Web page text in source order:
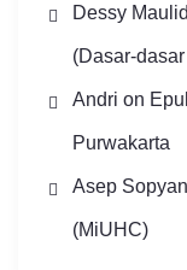
Dessy
(Dasar-
Andri on
Purwakarta
Asep Sopyan
(MiUHC)